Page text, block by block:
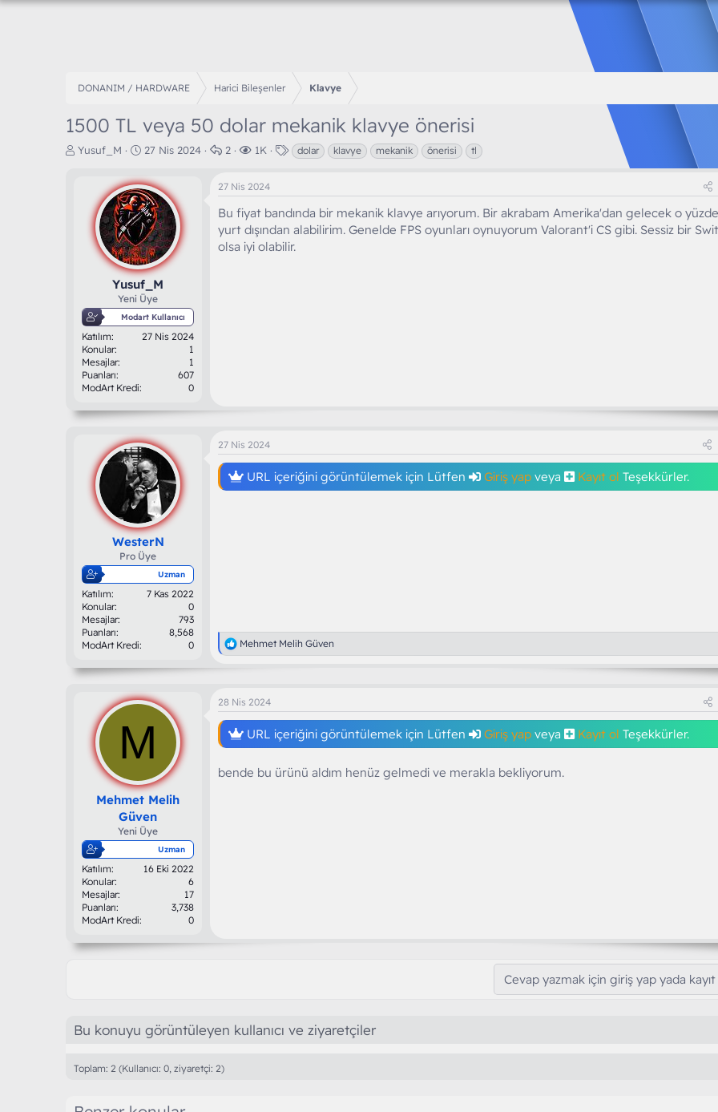
DONANIM / HARDWARE Harici Bileşenler Klavye
1500 TL veya 50 dolar mekanik klavye önerisi
K
a
n
Yusuf_M
B
ş
l
a
n
g
ı
ç
t
a
r
i
h
27 Nis 2024
C
a
p
a
r
2
G
ü
n
t
ü
l
1K
E
e
t
e
dolar klavye mekanik önerisi tl
Yusuf_M
Yeni Üye
Modart Kullanıcı
Katılım
27 Nis 2024
Konular
1
Mesajlar
1
Puanları
607
ModArt Kredi
0
27 Nis 2024
Bu fiyat bandında bir mekanik klavye arıyorum. Bir akrabam Amerika'dan gelecek o
yurt dışından alabilirim. Genelde FPS oyunları oynuyorum Valorant'i CS gibi. Sessiz bir
olsa iyi olabilir.
WesterN
Pro Üye
Uzman
Katılım
7 Kas 2022
Konular
0
Mesajlar
793
Puanları
8,568
ModArt Kredi
0
27 Nis 2024
URL içeriğini görüntülemek için Lütfen Giriş yap veya Kayıt ol Teşekkürler.
T
e
l
e
r
:
Mehmet Melih Güven
M
Mehmet Melih
Güven
Yeni Üye
Uzman
Katılım
16 Eki 2022
Konular
6
Mesajlar
17
Puanları
3,738
ModArt Kredi
0
28 Nis 2024
URL içeriğini görüntülemek için Lütfen Giriş yap veya Kayıt ol Teşekkürler.
bende bu ürünü aldım henüz gelmedi ve merakla bekliyorum.
Cevap yazmak için giriş yap yada
Bu konuyu görüntüleyen kullanıcı ve ziyaretçiler
Toplam: 2 (Kullanıcı: 0, ziyaretçi: 2)